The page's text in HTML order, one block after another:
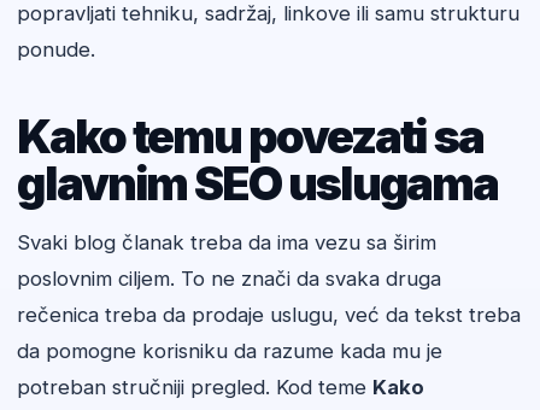
popravljati tehniku, sadržaj, linkove ili samu strukturu
ponude.
Kako temu povezati sa
glavnim SEO uslugama
Svaki blog članak treba da ima vezu sa širim
poslovnim ciljem. To ne znači da svaka druga
rečenica treba da prodaje uslugu, već da tekst treba
da pomogne korisniku da razume kada mu je
potreban stručniji pregled. Kod teme Kako